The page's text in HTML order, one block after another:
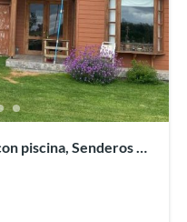
piscina, Senderos de